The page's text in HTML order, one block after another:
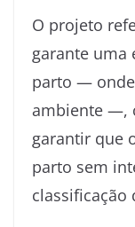
O projeto
garante uma
parto —
ambiente —,
garantir que
parto sem
classificação